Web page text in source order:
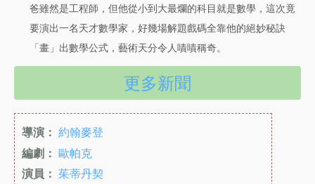
爸雖然是工程師，但他從小到大最爛的科目就是數學，這次竟
要演出一名天才數學家，好幾場解題戲碼全靠他的絕妙秘訣
「畫」出數學公式，藝術天分令人嘖嘖稱奇。
更多新聞
導演： 約翰麥登
編劇： 歐帕克
演員： 茱蒂丹契